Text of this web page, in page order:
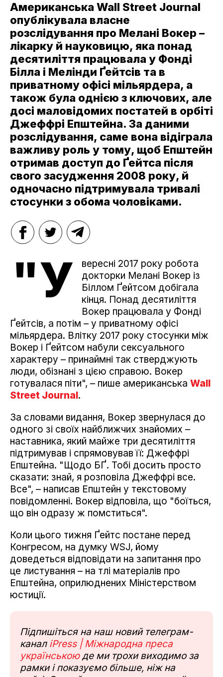
Американська Wall Street Journal
опублікувала власне
розслідування про Мелані Вокер –
лікарку й науковицю, яка понад
десятиліття працювала у Фонді
Білла і Мелінди Ґейтсів та в
приватному офісі мільярдера, а
також була однією з ключових, але
досі маловідомих постатей в орбіті
Джеффрі Епштейна. За даними
розслідування, саме вона відіграла
важливу роль у тому, щоб Епштейн
отримав доступ до Ґейтса після
свого засудження 2008 року, й
одночасно підтримувала тривалі
стосунки з обома чоловіками.
"У
вересні 2017 року робота
докторки Мелані Вокер із
Біллом Ґейтсом добігала
кінця. Понад десятиліття
Вокер працювала у Фонді
Ґейтсів, а потім – у приватному офісі
мільярдера. Влітку 2017 року стосунки між
Вокер і Ґейтсом набули сексуального
характеру – принаймні так стверджують
люди, обізнані з цією справою. Вокер
готувалася піти", – пише американська Wall
Street Journal.
За словами видання, Вокер звернулася до
одного зі своїх найближчих знайомих –
наставника, який майже три десятиліття
підтримував і спрямовував її: Джеффрі
Епштейна. "Щодо БҐ. Тобі досить просто
сказати: знай, я розповіла Джеффрі все.
Все", – написав Епштейн у текстовому
повідомленні. Вокер відповіла, що "боїться,
що він одразу ж помститься".
Коли цього тижня Ґейтс постане перед
Конгресом, на думку WSJ, йому
доведеться відповідати на запитання про
це листування – на тлі матеріалів про
Епштейна, оприлюднених Міністерством
юстиції.
Підпишіться на наш новий телеграм-
канал iPress | Міжнародна преса
українськоюде ми трохи виходимо за
рамки і показуємо більше, ніж на